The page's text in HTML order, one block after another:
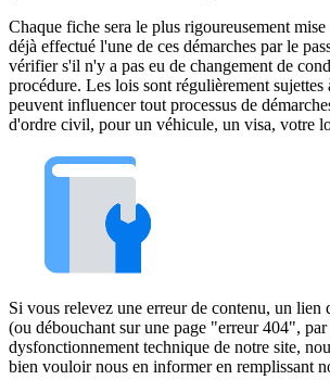
Chaque fiche sera le plus rigoureusement
déjà effectué l'une de ces démarches par le
vérifier s'il n'y a pas eu de changement de
procédure. Les lois sont régulièrement sujettes
peuvent influencer tout processus de
d'ordre civil, pour un véhicule, un visa, votre
Si vous relevez une erreur de contenu, un lien
(ou débouchant sur une page "erreur 404",
dysfonctionnement technique de notre site,
bien vouloir nous en informer en remplissant